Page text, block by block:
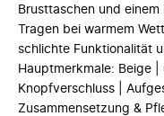
Brusttaschen und
Tragen bei warmem
schlichte Funktionalität
Hauptmerkmale: Beige |
Knopfverschluss |
Zusammensetzung &